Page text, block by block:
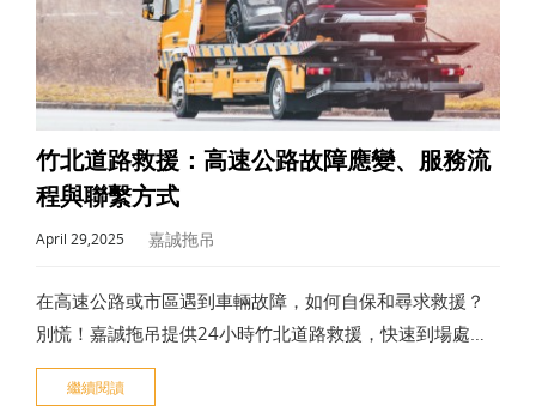
竹北道路救援：高速公路故障應變、服務流
程與聯繫方式
April 29,2025 嘉誠拖吊
在高速公路或市區遇到車輛故障，如何自保和尋求救援？
別慌！嘉誠拖吊提供24小時竹北道路救援，快速到場處理
熄火、爆胎、拖吊等問題。了解如何尋找竹北道路救援服
務，即使今天不會用到，這些資訊也能在最需要的時候，
繼續閱讀